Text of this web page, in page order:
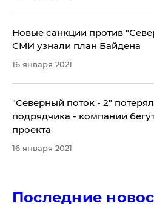
Новые санкции против
СМИ узнали план Байдена
16 января 2021
​"Северный поток - 2"
подрядчика - компании
проекта
16 января 2021
Последние